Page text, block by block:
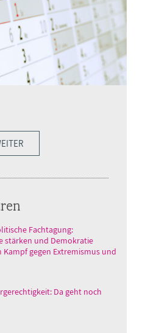
Fachtagung:
stärken und Demokratie
Kampf gegen Extremismus und
Da geht noch